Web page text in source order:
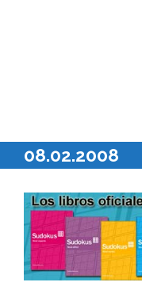
08.02.2008